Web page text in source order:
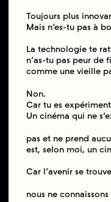
Toujours plus
Mais n’es-tu pas à
La technologie te
n’as-tu pas peur de
comme une vieille
Non.
Car tu es
Un cinéma qui ne
pas et ne prend
est, selon moi, un
Car l’avenir se
nous ne